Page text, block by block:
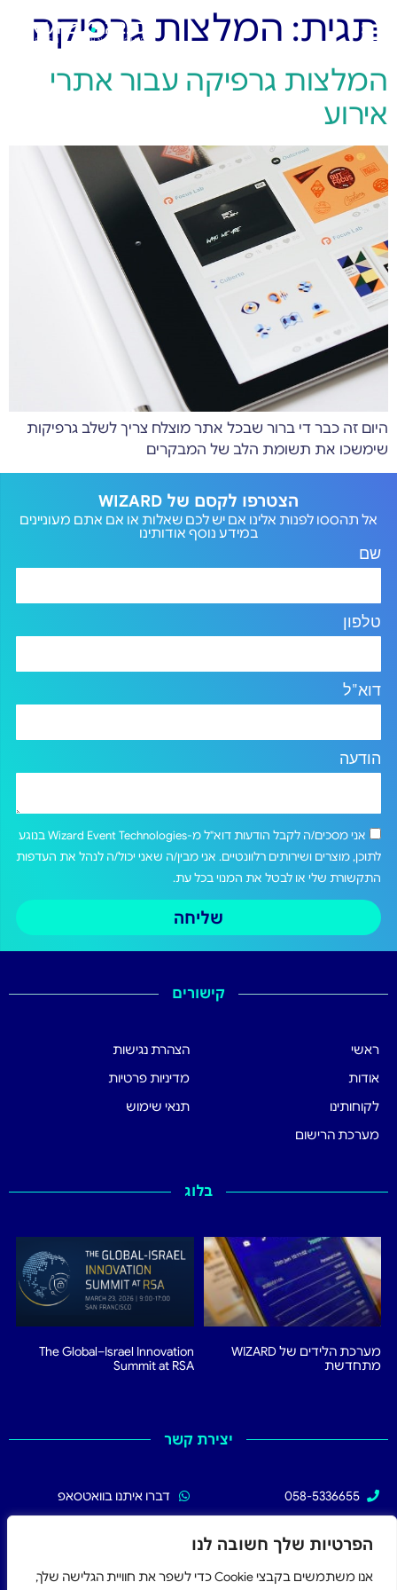
הפרטיות שלך חשובה לנו
אנו משתמשים בקבצי Cookie כדי לשפר את חוויית הגלישה שלך,
תגית: המלצות גרפיקה
המלצות גרפיקה עבור אתרי
אירוע
היום זה כבר די ברור שבכל אתר מוצלח צריך לשלב גרפיקות
שימשכו את תשומת הלב של המבקרים
הצטרפו לקסם של WIZARD
אל תהססו לפנות אלינו אם יש לכם שאלות או אם אתם מעוניינים
במידע נוסף אודותינו
שם
טלפון
דוא"ל
הודעה
אני מסכים/ה לקבל הודעות דוא"ל מ-Wizard Event Technologies בנוגע
לתוכן, מוצרים ושירותים רלוונטיים. אני מבין/ה שאני יכול/ה לנהל את העדפות
התקשורת שלי או לבטל את המנוי בכל עת.
שליחה
קישורים
ראשי
אודות
לקוחותינו
מערכת הרישום
הצהרת נגישות
מדיניות פרטיות
תנאי שימוש
בלוג
מערכת הלידים של WIZARD
מתחדשת
The Global–Israel Innovation
Summit at RSA
יצירת קשר
058-5336655
דברו איתנו בוואטסאפ